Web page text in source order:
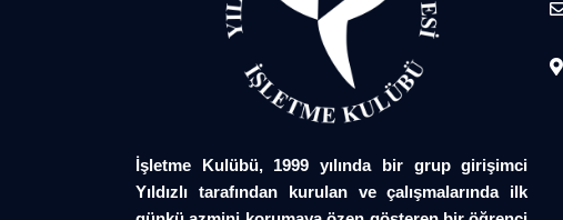
İşletme Kulübü, 1999 yılında bir grup girişimci
Yıldızlı tarafından kurulan ve çalışmalarında ilk